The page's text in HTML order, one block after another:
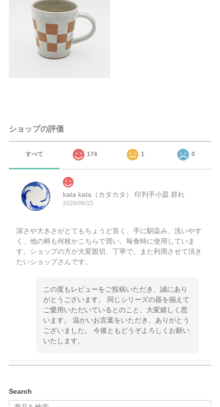
ショップの評価
すべて 174 1 0
kata kata（カタカタ） 印判手小皿 群れ
2026/06/15
深さや大きさがとてもちょうど良く、手に馴染み、洗いやす
く、他の柄も何枚かこちらで買い、毎食時に使用していま
す。ショップの方が大変親切、丁寧で、また利用させて頂き
たいショップさんです。
この度もレビューをご投稿いただき、誠にあり
がとうございます。 同じシリーズの器を揃えて
ご愛用いただいているとのこと、大変嬉しく思
います。 温かいお言葉をいただき、ありがとう
ございました。 今後ともどうぞよろしくお願い
いたします。
Search